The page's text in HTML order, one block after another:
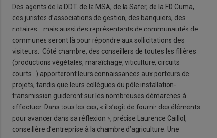
Des agents de la DDT, de la MSA, de la Safer, de la FD Cuma,
des juristes d’associations de gestion, des banquiers, des
notaires… mais aussi des représentants de communautés de
communes seront là pour répondre aux sollicitations des
visiteurs. Côté chambre, des conseillers de toutes les filières
(productions végétales, maraîchage, viticulture, circuits
courts…) apporteront leurs connaissances aux porteurs de
projets, tandis que leurs collègues du pôle installation-
transmission guideront sur les nombreuses démarches à
effectuer. Dans tous les cas, « il s’agit de fournir des éléments
pour avancer dans sa réflexion », précise Laurence Caillol,
conseillère d’entreprise à la chambre d’agriculture. Une